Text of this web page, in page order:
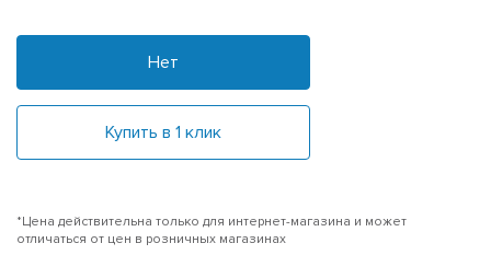
Нет
Купить в 1 клик
*Цена действительна только для интернет-магазина и может
отличаться от цен в розничных магазинах